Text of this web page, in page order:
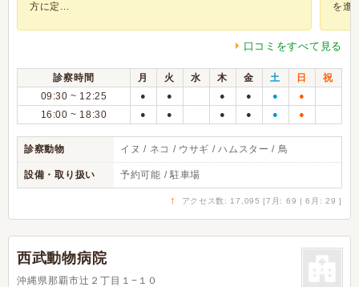
方に定...
を進
口コミをすべて見る
診察時間 月 火 水 木 金 土 日
祝
09:30 ~ 12:25
● ● ● ● ● ●
16:00 ~ 18:30 ● ● ● ● ● ●
診察動物 イヌ / ネコ / ウサギ / ハムスター / 鳥
設備・取り扱い 予約可能 / 駐車場
↑ アクセス数: 17,095 [7月: 69 | 6月: 29 ]
西武動物病院
沖縄県那覇市辻２丁目１−１０